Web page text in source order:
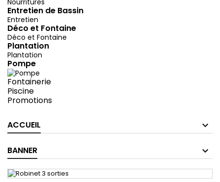
Entretien de Bassin
Entretien
Déco et Fontaine
Déco et Fontaine
Plantation
Plantation
Pompe
Fontainerie
Piscine
Promotions
ACCUEIL
BANNER